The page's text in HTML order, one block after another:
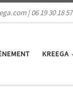
| 06 19 30 18 57
KREEGA